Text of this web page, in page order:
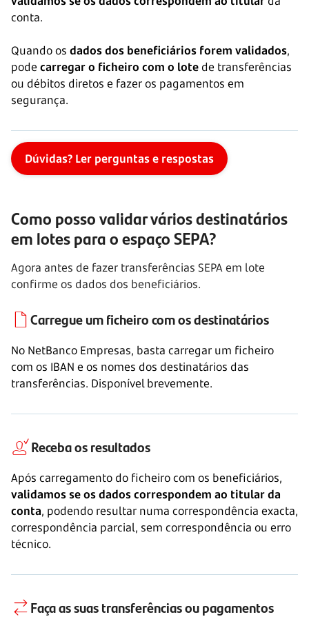
conta.
Quando os dados dos beneficiários forem validados,
pode carregar o ficheiro com o lote de transferências
ou débitos diretos e fazer os pagamentos em
segurança.
Dúvidas? Ler perguntas e respostas
Como posso validar vários destinatários
em lotes para o espaço SEPA?
Agora antes de fazer transferências SEPA em lote
confirme os dados dos beneficiários.
Carregue um ficheirocom os destinatários
No NetBanco Empresas, basta carregar um ficheiro
com os IBAN e os nomes dos destinatários das
transferências. Disponível brevemente.
Receba os resultados
Após carregamento do ficheiro com os beneficiários,
validamos se os dados correspondem ao titular da
conta, podendo resultar numa correspondência exacta,
correspondência parcial, sem correspondência ou erro
técnico.
Faça as suas transferênciasou pagamentos